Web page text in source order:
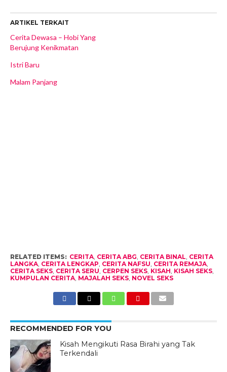
ARTIKEL TERKAIT
Cerita Dewasa – Hobi Yang
Berujung Kenikmatan
Istri Baru
Malam Panjang
RELATED ITEMS: CERITA, CERITA ABG CERITA BINAL CERITA
LANGKA, CERITA LENGKAP CERITA NAFSU CERITA REMAJA,
CERITA SEKS, CERITA SERU CERPEN SEKS, KISAH KISAH SEKS,
KUMPULAN CERITA, MAJALAH SEKS, NOVEL SEKS
RECOMMENDED FOR YOU
Kisah Mengikuti Rasa Birahi yang Tak
Terkendali